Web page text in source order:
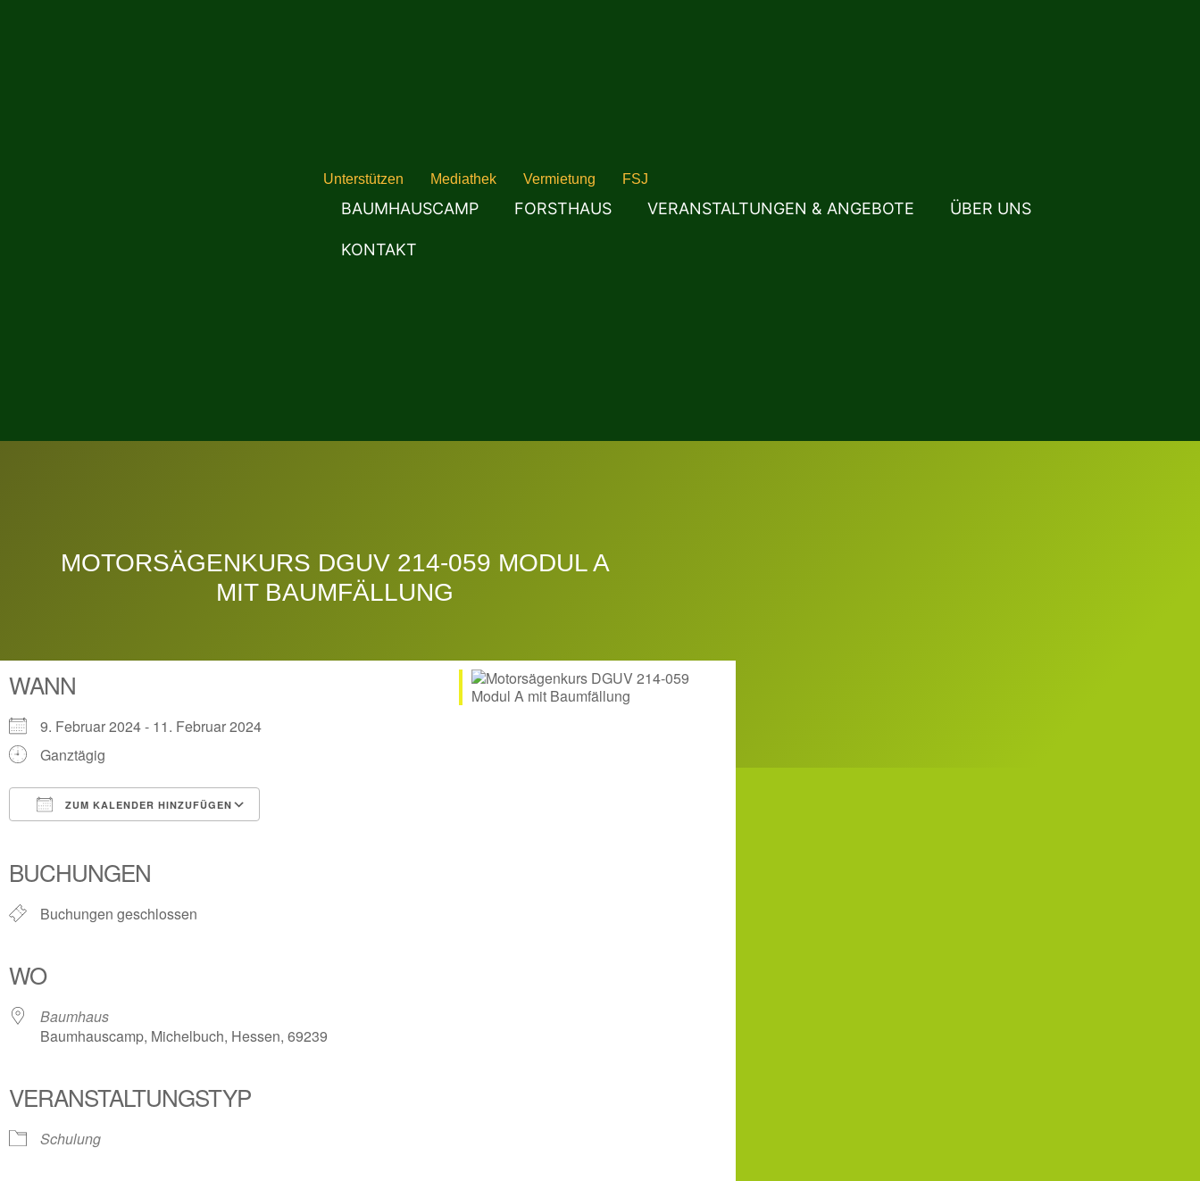
Unterstützen Mediathek Vermietung FSJ
BAUMHAUSCAMP FORSTHAUS VERANSTALTUNGEN & ANGEBOTE ÜBER UNS
KONTAKT
MOTORSÄGENKURS DGUV 214-059 MODUL A
MIT BAUMFÄLLUNG
WANN
9. Februar 2024 - 11. Februar 2024
Ganztägig
ZUM KALENDER HINZUFÜGEN
BUCHUNGEN
Buchungen geschlossen
WO
Baumhaus
Baumhauscamp, Michelbuch, Hessen, 69239
VERANSTALTUNGSTYP
Schulung